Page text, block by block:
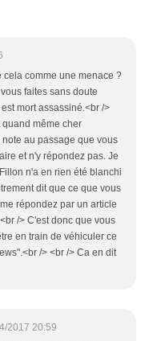
cela comme une menace ?
faites sans doute
mort assassiné.<br />
même cher
note au passage que vous
et n'y répondez pas. Je
n'a en rien été blanchi
dit que ce que vous
répondez par un article
/> C'est donc que vous
en train de véhiculer ce
/> <br /> Ca en dit
2017 20:59